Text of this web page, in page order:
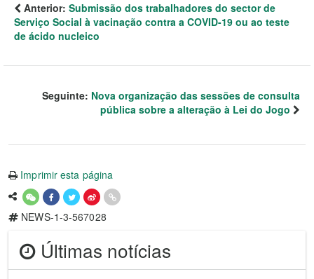
Anterior: Submissão dos trabalhadores do sector de
Serviço Social à vacinação contra a COVID-19 ou ao teste
de ácido nucleico
Seguinte: Nova organização das sessões de consulta
pública sobre a alteração à Lei do Jogo
Imprimir esta página
NEWS-1-3-567028
Últimas notícias